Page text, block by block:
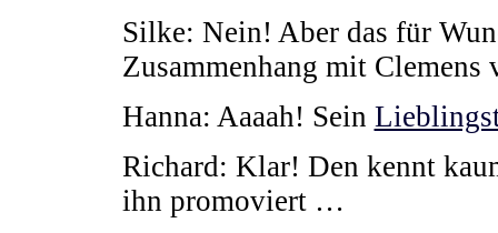
Silke: Nein! Aber das für
Zusammenhang mit
Hanna: Aaaah! Sein
Richard: Klar! Den kennt
ihn promoviert …